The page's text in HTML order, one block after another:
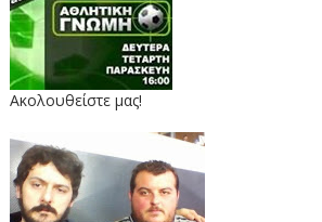
Ακολουθείστε μας!